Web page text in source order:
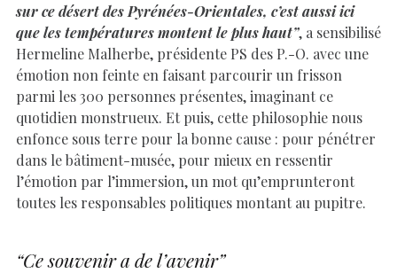
sur ce désert des Pyrénées-Orientales, c’est aussi ici
que les températures montent le plus haut”, a sensibilisé
Hermeline Malherbe, présidente PS des P.-O. avec une
émotion non feinte en faisant parcourir un frisson
parmi les 300 personnes présentes, imaginant ce
quotidien monstrueux. Et puis, cette philosophie nous
enfonce sous terre pour la bonne cause : pour pénétrer
dans le bâtiment-musée, pour mieux en ressentir
l’émotion par l’immersion, un mot qu’emprunteront
toutes les responsables politiques montant au pupitre.
“Ce souvenir a de l’avenir”